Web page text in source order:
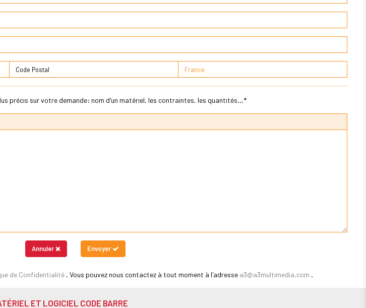
précis sur votre demande: nom d'un matériel, les contraintes, les quantités...*
Annuler Envoyer
de Confidentialité . Vous pouvez nous contactez à tout moment à l'adresse a3@a3multimedia.com .
ET LOGICIEL CODE BARRE